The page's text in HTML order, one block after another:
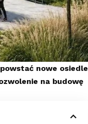
nowe osiedle
na budowę